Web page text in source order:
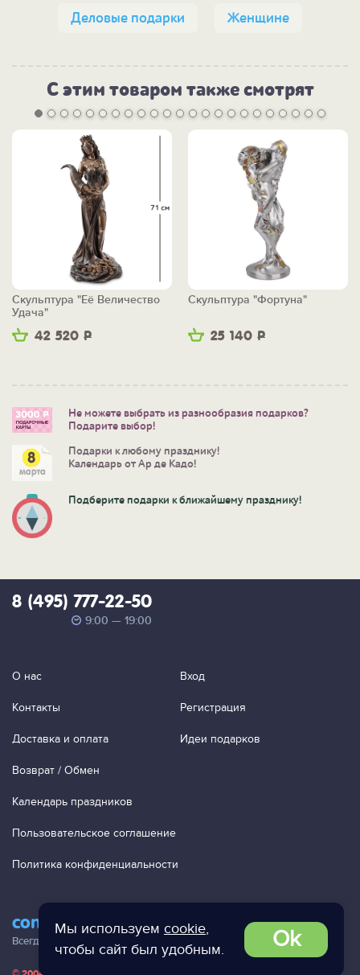
Мы используем cookie,
чтобы сайт был удобным.
Ok
Деловые подарки Женщине
С этим товаром также смотрят
42 520 Р
Скульптура "Её Величество
Удача"
25 140 Р
Скульптура "Фортуна"
Не можете выбрать из разнообразия подарков?
Подарите выбор!
Подарки к любому празднику!
Календарь от Ар де Кадо!
Подберите подарки к ближайшему празднику!
contact@ac-studio.ru
Всегда отвечаем на ваши письма!
8 (495) 777-22-50
9:00 — 19:00
О нас
Контакты
Доставка и оплата
Возврат / Обмен
Календарь праздников
Пользовательское соглашение
Политика конфиденциальности
Вход
Регистрация
Идеи подарков